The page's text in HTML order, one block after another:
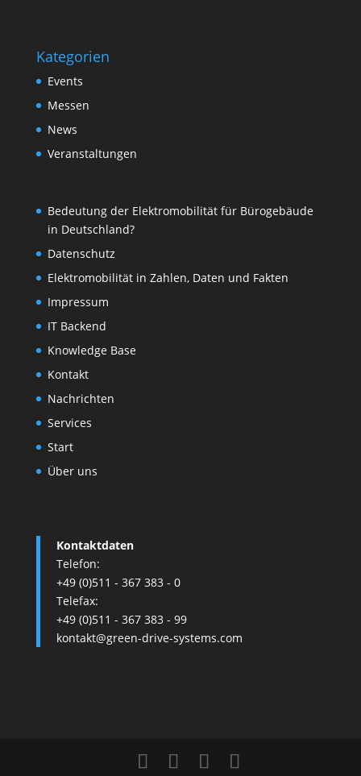
Kategorien
Events
Messen
News
Veranstaltungen
Bedeutung der Elektromobilität für Bürogebäude
in Deutschland?
Datenschutz
Elektromobilität in Zahlen, Daten und Fakten
Impressum
IT Backend
Knowledge Base
Kontakt
Nachrichten
Services
Start
Über uns
Kontaktdaten
Telefon:
+49 (0)511 - 367 383 - 0
Telefax:
+49 (0)511 - 367 383 - 99
kontakt@green-drive-systems.com